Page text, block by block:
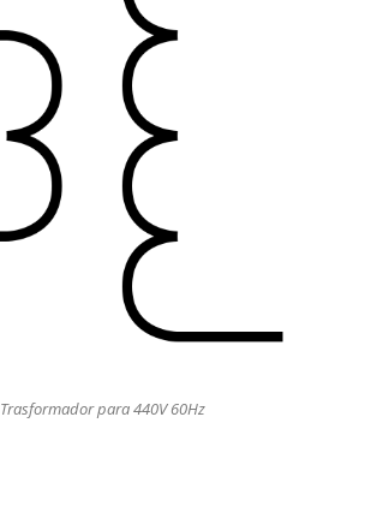
Trasformador para 440V 60Hz